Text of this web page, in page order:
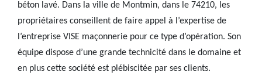
béton lavé. Dans la ville de Montmin, dans le 74210, les
propriétaires conseillent de faire appel à l’expertise de
l’entreprise VISE maçonnerie pour ce type d’opération. Son
équipe dispose d’une grande technicité dans le domaine et
en plus cette société est plébiscitée par ses clients.